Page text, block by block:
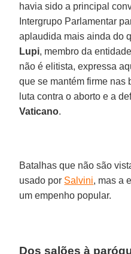
havia sido a principal
Intergrupo Parlamentar
aplaudida mais ainda do
Lupi, membro da
não é elitista, expressa
que se mantém firme nas
luta contra o aborto e a
Vaticano.
Batalhas que não são
usado por Salvini, mas a
um empenho popular.
Dos salões à